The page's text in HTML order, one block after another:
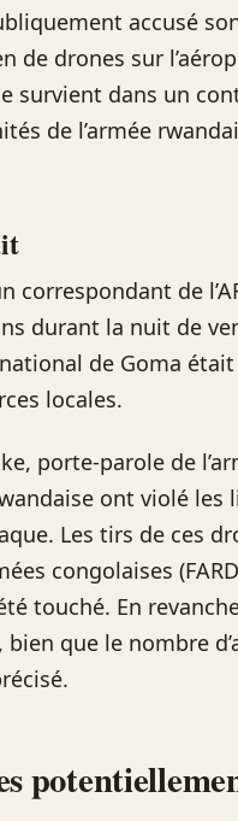
accusé
de drones sur
survient dans un
de l’armée
correspondant de
durant la nuit de
de Goma était
locales.
porte-parole de
ont violé les
Les tirs de ces
congolaises
touché. En
que le nombre